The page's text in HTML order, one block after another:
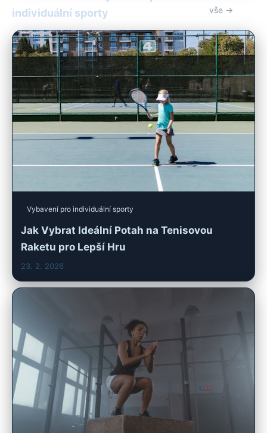
individuální sporty
vše →
Vybavení pro individuální sporty
Jak Vybrat Ideální Potah na Tenisovou
Raketu pro Lepší Hru
23. 2. 2026